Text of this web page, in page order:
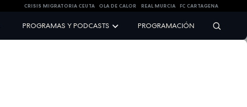
CRISIS MIGRATORIA CEUTA OLA DE CALOR REAL MURCIA FC CARTAGENA
PROGRAMAS Y PODCASTS PROGRAMACIÓN